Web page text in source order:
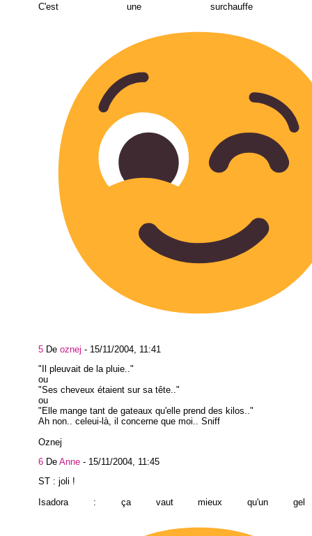
C'est une surchauffe
5 De oznej - 15/11/2004, 11:41
"Il pleuvait de la pluie.."
ou
"Ses cheveux étaient sur sa tête.."
ou
"Elle mange tant de gateaux qu'elle prend des kilos.."
Ah non.. celeui-là, il concerne que moi.. Sniff
Oznej
6 De Anne - 15/11/2004, 11:45
ST : joli !
Isadora : ça vaut mieux qu'un gel